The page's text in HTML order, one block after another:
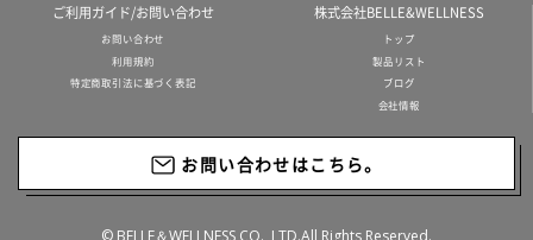
ご利用ガイド/お問い合わせ
お問い合わせ
利用規約
特定商取引法に基づく表記
株式会社BELLE&WELLNESS
トップ
製品リスト
ブログ
会社情報
お問い合わせはこちら。
© BELLE＆WELLNESS CO., LTD.All Rights Reserved.